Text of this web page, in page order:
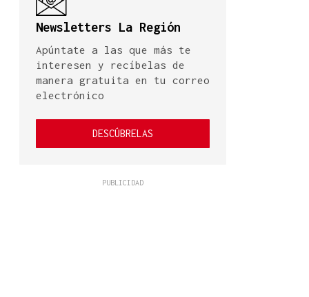
Newsletters La Región
Apúntate a las que más te
interesen y recíbelas de
manera gratuita en tu correo
electrónico
DESCÚBRELAS